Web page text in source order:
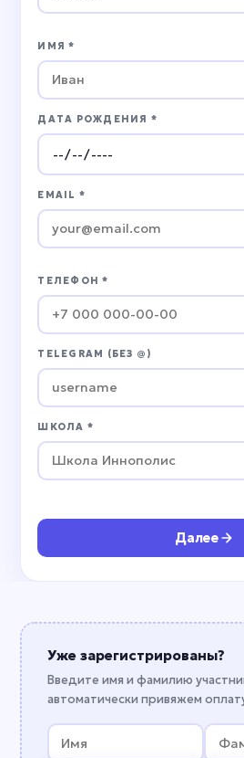
ИМЯ *
ДАТА РОЖДЕНИЯ *
EMAIL *
ТЕЛЕФОН *
TELEGRAM (БЕЗ @)
ШКОЛА *
Далее
Уже зарегистрированы?
Введите имя и фамилию
автоматически привяжем